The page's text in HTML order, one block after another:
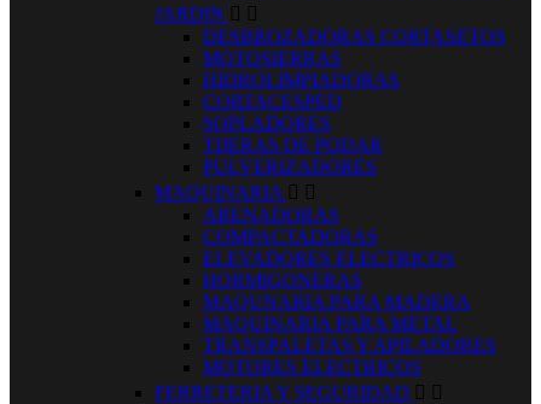
JARDIN  
DESBROZADORAS CORTASETOS
MOTOSIERRAS
HIDROLIMPIADORAS
CORTACESPED
SOPLADORES
TIJERAS DE PODAR
PULVERIZADORES
MAQUINARIA  
ARENADORAS
COMPACTADORAS
ELEVADORES ELECTRICOS
HORMIGONERAS
MAQUNARIA PARA MADERA
MAQUINARIA PARA METAL
TRANSPALETAS Y APILADORES
MOTORES ELECTRICOS
FERRETERIA Y SEGURIDAD  